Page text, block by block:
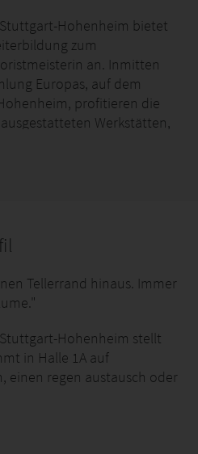
Hohenheim bietet
zum
an. Inmitten
Europas, auf dem
profitieren die
Werkstätten,
Fotostudio. Die
Wert auf die Verbindung
Abschluss als
Professional. Weitere
Kosten und Bewerbung
Tellerrand hinaus. Immer
Hohenheim stellt
in Halle 1A auf
einen regen austausch oder
zu.